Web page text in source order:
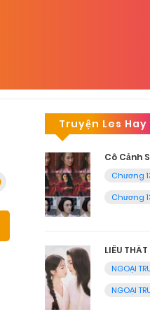
Truyện Les Hay
Cô Cảnh
Chương
Chương
LIÊU
NGOẠI
NGOẠI